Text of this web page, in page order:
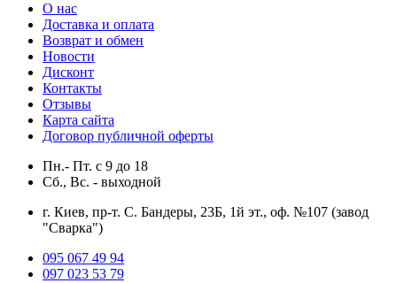
О нас
Доставка и оплата
Возврат и обмен
Новости
Дисконт
Контакты
Отзывы
Карта сайта
Договор публичной оферты
Пн.- Пт. с 9 до 18
Сб., Вс. - выходной
г. Киев, пр-т. С. Бандеры, 23Б, 1й эт., оф. №107 (завод
"Сварка")
095 067 49 94
097 023 53 79